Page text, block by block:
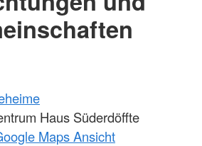
Haus Süderdöffte
Maps Ansicht